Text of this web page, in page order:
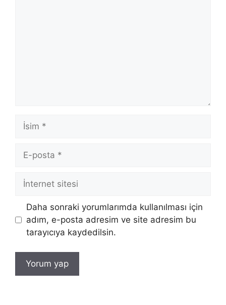
İsim
posta
İnternet
Daha sonraki yorumlarımda kullanılması için
adım, e-posta adresim ve site adresim bu
tarayıcıya kaydedilsin.